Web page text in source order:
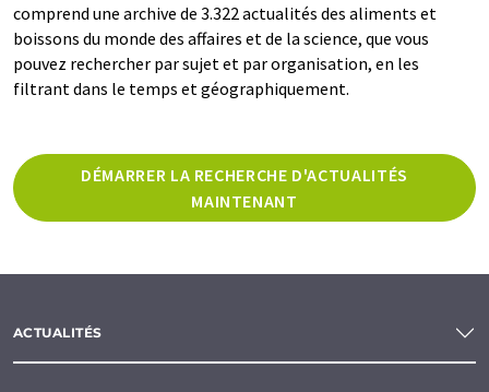
comprend une archive de 3.322 actualités des aliments et
boissons du monde des affaires et de la science, que vous
pouvez rechercher par sujet et par organisation, en les
filtrant dans le temps et géographiquement.
DÉMARRER LA RECHERCHE D'ACTUALITÉS
MAINTENANT
ACTUALITÉS